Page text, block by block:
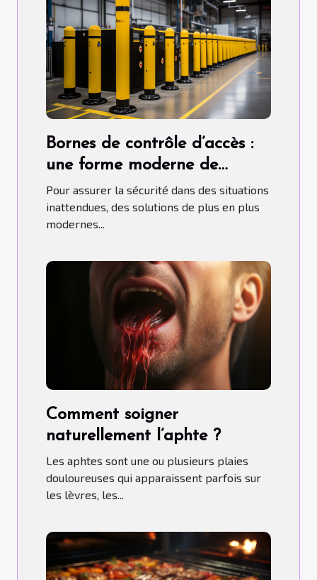
Bornes de contrôle d’accès :
une forme moderne de
contrôle d'accès
Pour assurer la sécurité dans des situations
inattendues, des solutions de plus en plus
modernes...
Comment soigner
naturellement l’aphte ?
Les aphtes sont une ou plusieurs plaies
douloureuses qui apparaissent parfois sur
les lèvres, les...